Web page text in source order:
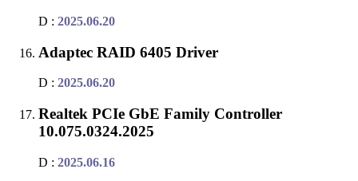
D : 2025.06.20
Adaptec RAID 6405 Driver
D : 2025.06.20
Realtek PCIe GbE Family Controller
10.075.0324.2025
D : 2025.06.16